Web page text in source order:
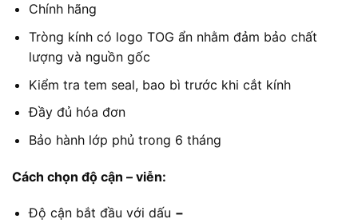
Chính hãng
Tròng kính có logo TOG ẩn nhằm đảm bảo chất
lượng và nguồn gốc
Kiểm tra tem seal, bao bì trước khi cắt kính
Đầy đủ hóa đơn
Bảo hành lớp phủ trong 6 tháng
Cách chọn độ cận – viễn:
Độ cận bắt đầu với dấu −